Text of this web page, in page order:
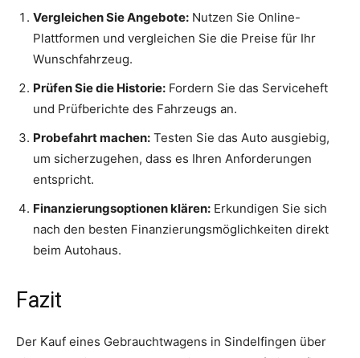
Vergleichen Sie Angebote: Nutzen Sie Online-
Plattformen und vergleichen Sie die Preise für Ihr
Wunschfahrzeug.
Prüfen Sie die Historie: Fordern Sie das Serviceheft
und Prüfberichte des Fahrzeugs an.
Probefahrt machen: Testen Sie das Auto ausgiebig,
um sicherzugehen, dass es Ihren Anforderungen
entspricht.
Finanzierungsoptionen klären: Erkundigen Sie sich
nach den besten Finanzierungsmöglichkeiten direkt
beim Autohaus.
Fazit
Der Kauf eines Gebrauchtwagens in Sindelfingen über